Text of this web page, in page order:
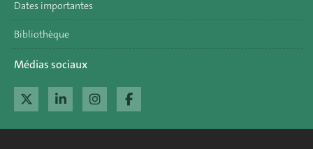
Dates importantes
Bibliothèque
Médias sociaux